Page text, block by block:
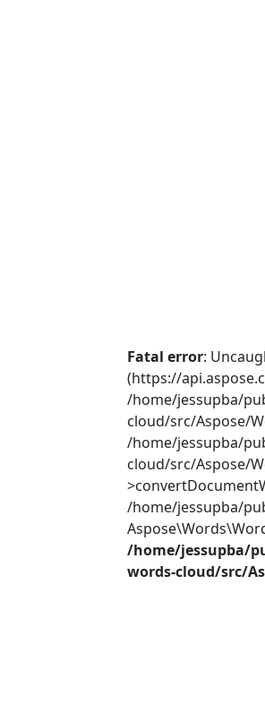
Fatal error:
(https://
/home/jessupba/
cloud/src/Aspose/
/home/jessupba/
cloud/src/Aspose/
/home/jessupba/
/home/jessupba/
words-cloud/src/